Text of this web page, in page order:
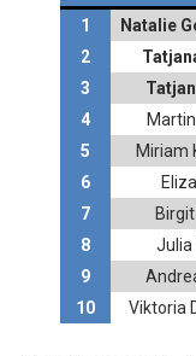
1 Natalie
2
3
4
5
Miriam
6
7
8
Julia
9
10
Viktoria